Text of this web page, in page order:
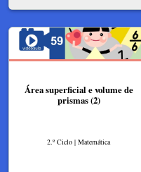
Área superficial e volume de
prismas (2)
2.º Ciclo | Matemática